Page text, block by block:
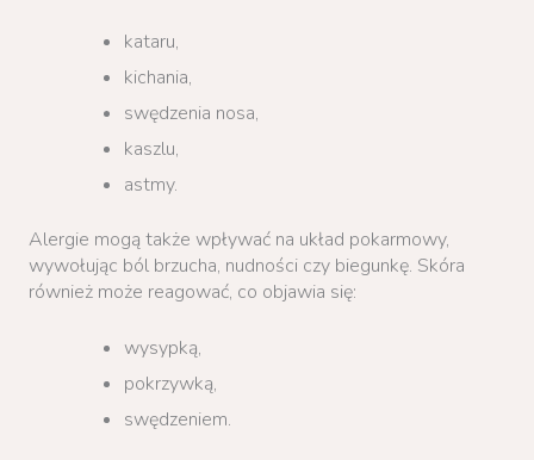
kataru,
kichania,
swędzenia nosa,
kaszlu,
astmy.
Alergie mogą także wpływać na układ pokarmowy,
wywołując ból brzucha, nudności czy biegunkę. Skóra
również może reagować, co objawia się:
wysypką,
pokrzywką,
swędzeniem.